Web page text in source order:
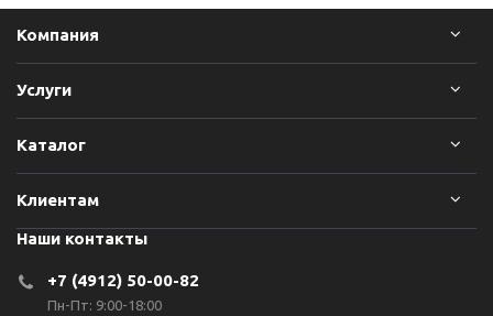
Компания
Услуги
Каталог
Клиентам
Наши контакты
+7 (4912) 50-00-82
Пн-Пт: 9:00-18:00